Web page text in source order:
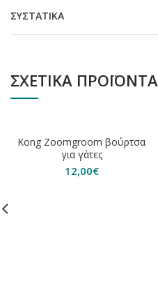
ΣΥΣΤΑΤΙΚΆ
ΣΧΕΤΙΚΆ ΠΡΟΪΌΝΤΑ
Kong Zoomgroom βούρτσα
για γάτες
12,00€